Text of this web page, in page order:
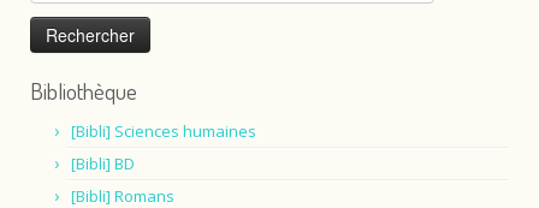
Bibliothèque
[Bibli] Sciences humaines
[Bibli] BD
[Bibli] Romans